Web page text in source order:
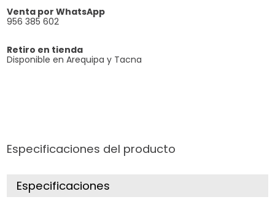
Venta por WhatsApp
956 385 602
Retiro en tienda
Disponible en Arequipa y Tacna
Especificaciones del producto
Especificaciones